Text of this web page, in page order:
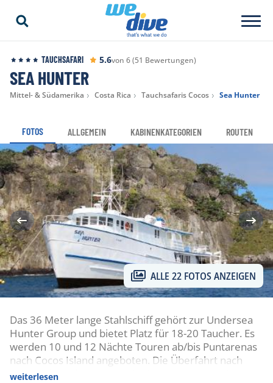
TAUCHSAFARI 5.6von 6 (51 Bewertungen)
SEA HUNTER
Mittel- & Südamerika Costa Rica Tauchsafaris Cocos Sea Hunter
FOTOS ALLGEMEIN KABINENKATEGORIEN ROUTEN
ALLE 22 FOTOS ANZEIGEN
Das 36 Meter lange Stahlschiff gehört zur Undersea
Hunter Group und bietet Platz für 18-20 Taucher. Es
werden 10 und 12 Nächte Touren ab/bis Puntarenas
nach Cocos Island angeboten. Die Überfahrt nach
Cocos Island dauert etwa 36 Stunden, je nach Länge
weiterlesen